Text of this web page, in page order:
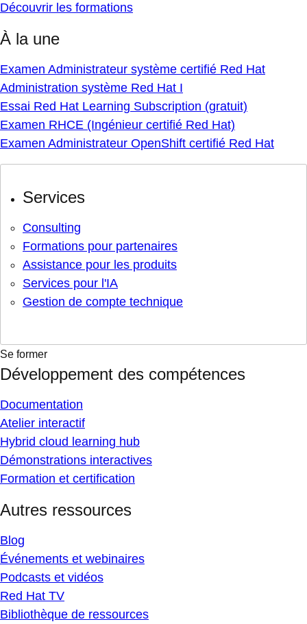
Découvrir les formations
À la une
Examen Administrateur système certifié Red Hat
Administration système Red Hat I
Essai Red Hat Learning Subscription (gratuit)
Examen RHCE (Ingénieur certifié Red Hat)
Examen Administrateur OpenShift certifié Red Hat
Services
Consulting
Formations pour partenaires
Assistance pour les produits
Services pour l'IA
Gestion de compte technique
Se former
Développement des compétences
Documentation
Atelier interactif
Hybrid cloud learning hub
Démonstrations interactives
Formation et certification
Autres ressources
Blog
Événements et webinaires
Podcasts et vidéos
Red Hat TV
Bibliothèque de ressources